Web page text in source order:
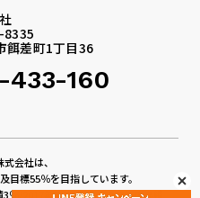
8335
餌差町1丁目36
433-160
会社は、
目標55％を目指しています。
％/2017年度実績4％/2018年度実績